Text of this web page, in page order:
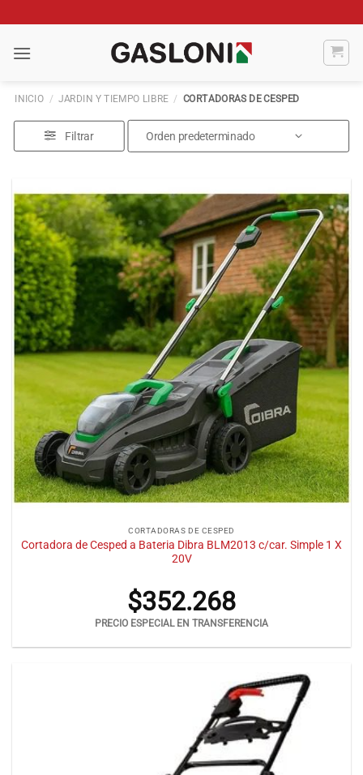
al
contenido
INICIO / JARDIN Y TIEMPO LIBRE / CORTADORAS DE CESPED
Filtrar
CORTADORAS DE CESPED
Cortadora de Cesped a Bateria Dibra BLM2013 c/car. Simple 1 X
20V
$352.268
PRECIO ESPECIAL EN TRANSFERENCIA